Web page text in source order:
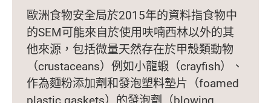
歐洲食物安全局於2015年的資料指食物中
的SEM可能來自於使用呋喃西林以外的其
他來源，包括微量天然存在於甲殼類動物
（crustaceans）例如小龍蝦（crayfish）、
作為麵粉添加劑和發泡塑料墊片（foamed